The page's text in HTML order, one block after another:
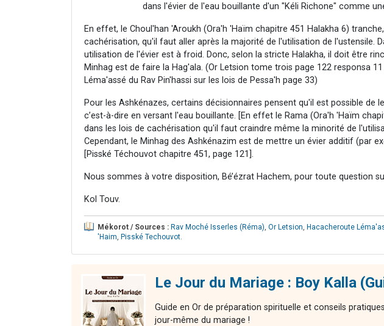
dans l'évier de l'eau bouillante d'un "Kéli Richone" comme
En effet, le Choul'han 'Aroukh (Ora'h 'Haïm chapitre 451 Halakha 6)
cachérisation, qu'il faut aller après la majorité de l'utilisation de l'ustensile.
utilisation de l'évier est à froid. Donc, selon la stricte Halakha, il doit être
Minhag est de faire la Hag'ala. (Or Letsion tome trois page 122 responsa
Léma'assé du Rav Pin'hassi sur les lois de Pessa'h page 33)
Pour les Ashkénazes, certains décisionnaires pensent qu'il est possible de
c’est-à-dire en versant l'eau bouillante. [En effet le Rama (Ora'h 'Haïm
dans les lois de cachérisation qu'il faut craindre même la minorité de
Cependant, le Minhag des Ashkénazim est de mettre un évier additif (par
[Pisské Téchouvot chapitre 451, page 121].
Nous sommes à votre disposition, Bé’ézrat Hachem, pour toute question
Kol Touv.
Mékorot / Sources : Rav Moché Isserles (Réma) Or Letsion Hacacheroute
'Haim Pisské Techouvot
Le Jour du Mariage : Boy Kalla
Guide en Or de préparation spirituelle et conseils
jour-même du mariage !